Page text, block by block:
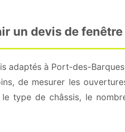
un devis de
adaptés à Port-des-
de mesurer les
type de châssis, le